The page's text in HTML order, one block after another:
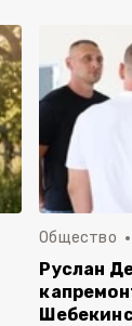
Общество
Руслан